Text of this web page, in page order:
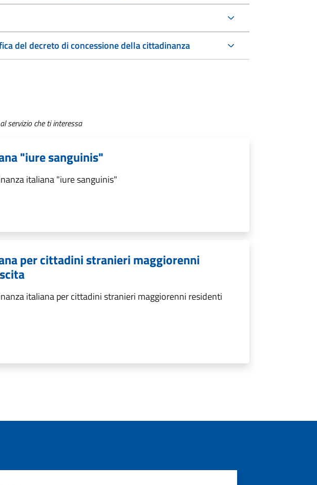
del decreto di concessione della cittadinanza
servizio che ti interessa
"iure sanguinis"
italiana "iure sanguinis"
per cittadini stranieri maggiorenni
italiana per cittadini stranieri maggiorenni residenti